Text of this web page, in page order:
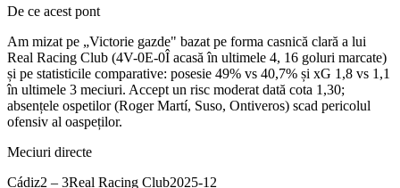
De ce acest pont
Am mizat pe „Victorie gazde" bazat pe forma casnică clară a lui
Real Racing Club (4V-0E-0Î acasă în ultimele 4, 16 goluri marcate)
și pe statisticile comparative: posesie 49% vs 40,7% și xG 1,8 vs 1,1
în ultimele 3 meciuri. Accept un risc moderat dată cota 1,30;
absențele ospetilor (Roger Martí, Suso, Ontiveros) scad pericolul
ofensiv al oaspeților.
Meciuri directe
Cádiz2 – 3Real Racing Club2025-12